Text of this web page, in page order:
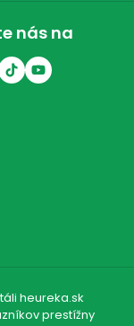
nás na
heureka.sk
prestížny